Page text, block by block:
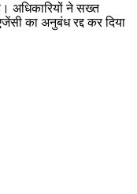
अधिकारियों ने सख्त
का अनुबंध रद्द कर दिया